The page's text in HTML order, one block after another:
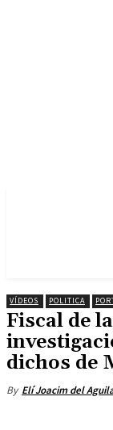
VÍDEOS POLITICA
Fiscal de
dichos de
By Elí Joacim del